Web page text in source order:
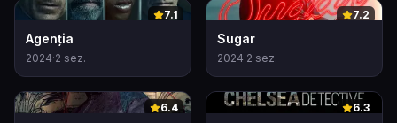
0 7.1
Agenția
2024·2 sez.
0 7.2
Sugar
2024·2 sez.
0 6.4 0 6.3